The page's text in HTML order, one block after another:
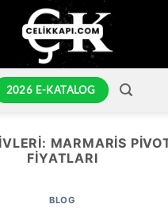
2026 E-KATALOG
MARMARIS
FIYATLARI
BLOG